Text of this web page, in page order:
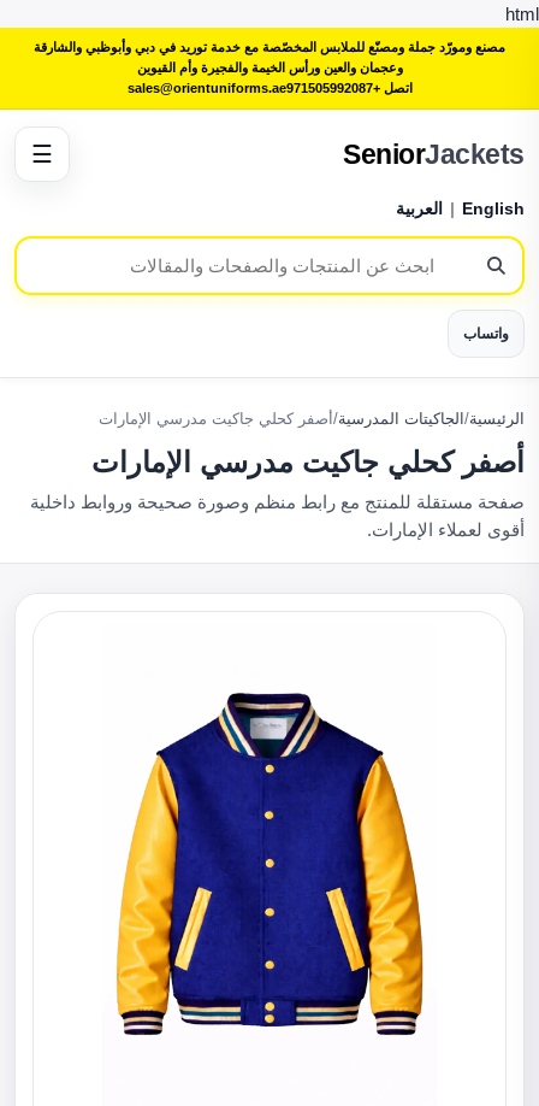
html
مصنع ومورّد جملة ومصنّع للملابس المخصّصة مع خدمة توريد في دبي وأبوظبي والشارقة
وعجمان والعين ورأس الخيمة والفجيرة وأم القيوين
اتصل +971505992087
sales@orientuniforms.ae
SeniorJackets
English
| العربية
واتساب
☰
الرئيسية/ الجاكيتات المدرسية/أصفر كحلي جاكيت مدرسي الإمارات
أصفر كحلي جاكيت مدرسي الإمارات
صفحة مستقلة للمنتج مع رابط منظم وصورة صحيحة وروابط داخلية
أقوى لعملاء الإمارات.